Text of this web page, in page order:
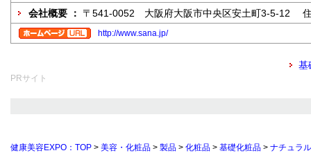
会社概要 ： 〒541-0052 大阪府大阪市中央区安土町3-5-12
http://www.sana.jp/
基
PRサイト
健康美容EXPO：TOP > 美容・化粧品 > 製品 > 化粧品 > 基礎化粧品 > ナチュラ